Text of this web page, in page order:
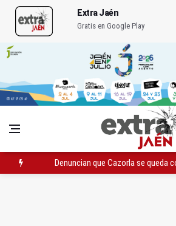
Extra Jaén
Gratis en Google Play
Denuncian que Cazorla se queda